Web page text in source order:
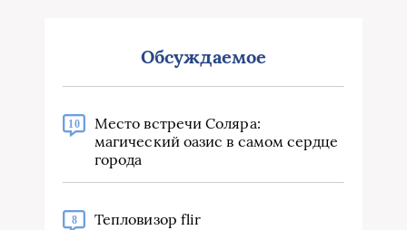
Обсуждаемое
10
Место встречи Соляра:
магический оазис в самом сердце
города
8 Тепловизор flir